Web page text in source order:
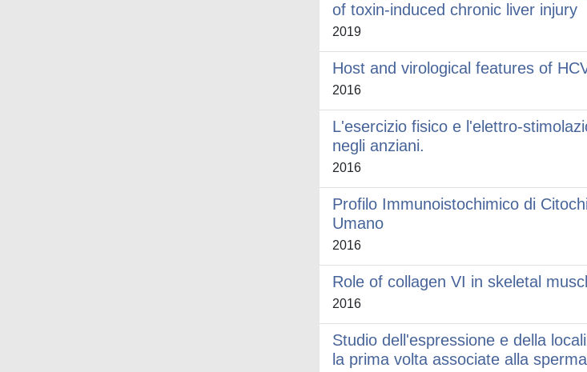
of toxin-induced chronic liver injury
2019
Host and virological features of
2016
L'esercizio fisico e l'elettro-
negli anziani.
2016
Profilo Immunoistochimico di
Umano
2016
Role of collagen VI in skeletal
2016
Studio dell'espressione e della
la prima volta associate alla